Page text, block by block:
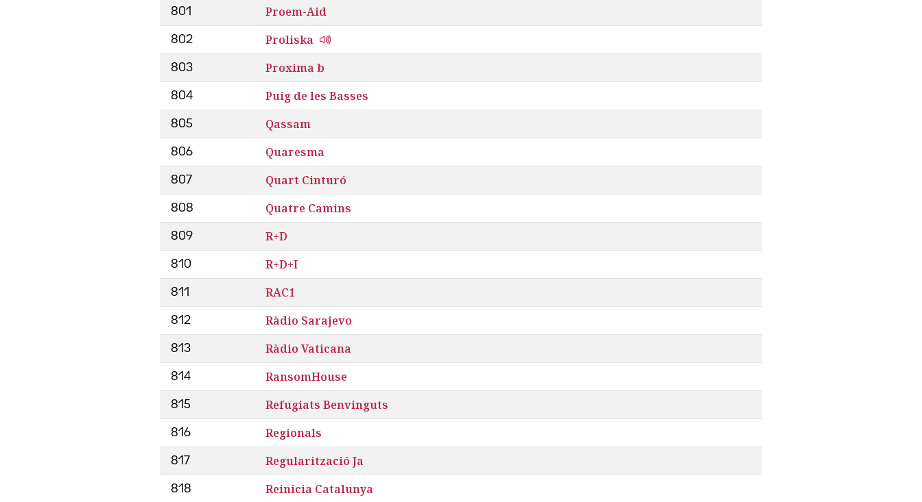
801 Proem-Aid
802 Proliska
803 Proxima b
804 Puig de les Basses
805 Qassam
806 Quaresma
807 Quart Cinturó
808 Quatre Camins
809 R+D
810 R+D+I
811 RAC1
812 Ràdio Sarajevo
813 Ràdio Vaticana
814 RansomHouse
815 Refugiats Benvinguts
816 Regionals
817 Regularització Ja
818 Reinicia Catalunya